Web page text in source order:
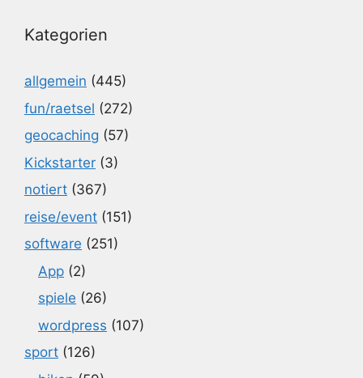
Kategorien
allgemein (445)
fun/raetsel (272)
geocaching (57)
Kickstarter (3)
notiert (367)
reise/event (151)
software (251)
App (2)
spiele (26)
wordpress (107)
sport (126)